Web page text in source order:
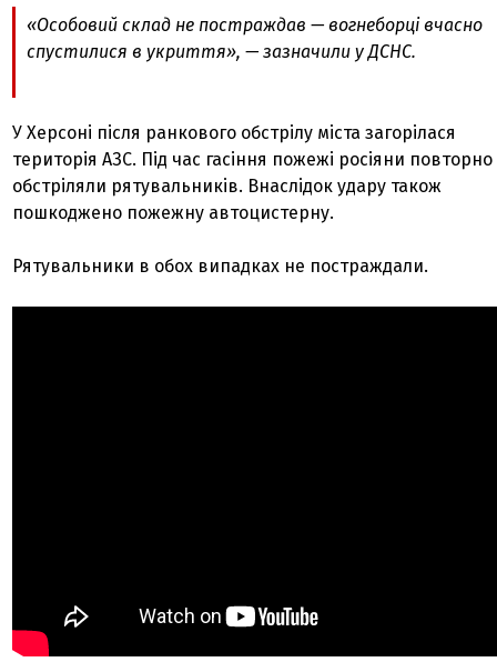
«Особовий склад не постраждав — вогнеборці вчасно
спустилися в укриття», — зазначили у ДСНС.
У Херсоні після ранкового обстрілу міста загорілася
територія АЗС. Під час гасіння пожежі росіяни повторно
обстріляли рятувальників. Внаслідок удару також
пошкоджено пожежну автоцистерну.
Рятувальники в обох випадках не постраждали.